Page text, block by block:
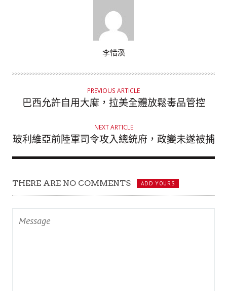
T
李惜溪
PREVIOUS ARTICLE
巴西允許自用大麻，拉美全體放鬆毒品管控
NEXT ARTICLE
玻利維亞前陸軍司令攻入總統府，政變未遂被捕
THERE ARE NO COMMENTS ADD YOURS